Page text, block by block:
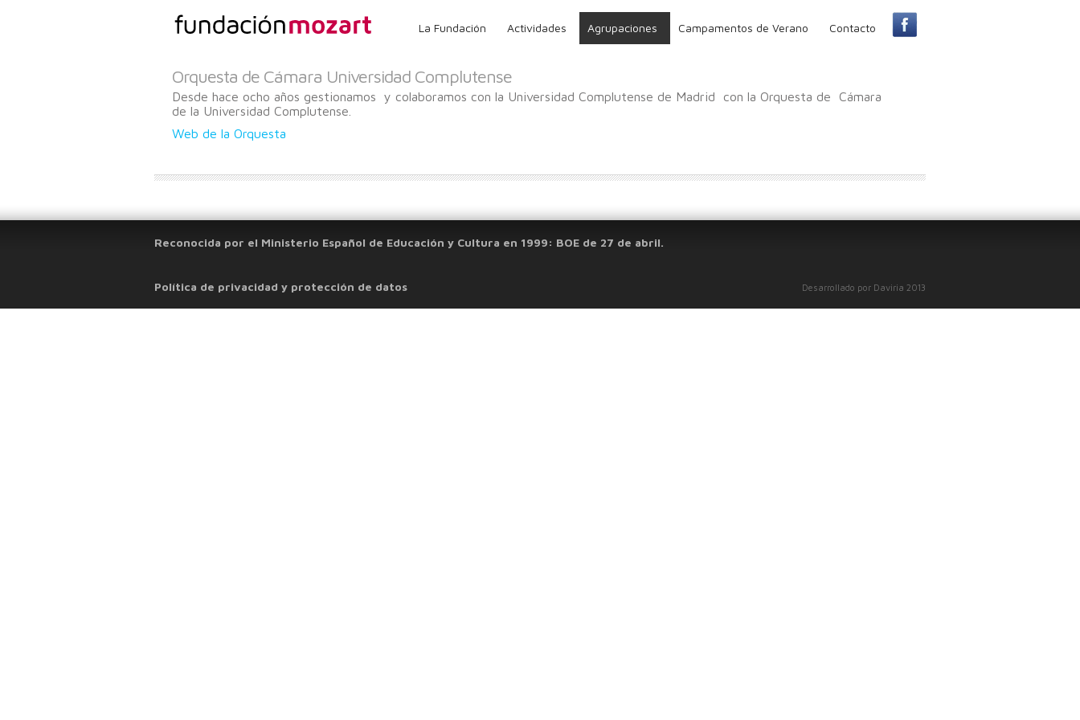
La Fundación Actividades Agrupaciones Campamentos de Verano Contacto
Orquesta de Cámara Universidad Complutense
Desde hace ocho años gestionamos y colaboramos con la Universidad Complutense de Madrid con la Orquesta de Cámara
de la Universidad Complutense.
Web de la Orquesta
Reconocida por el Ministerio Español de Educación y Cultura en 1999: BOE de 27 de abril.
Política de privacidad y protección de datos Desarrollado por Daviria 2013